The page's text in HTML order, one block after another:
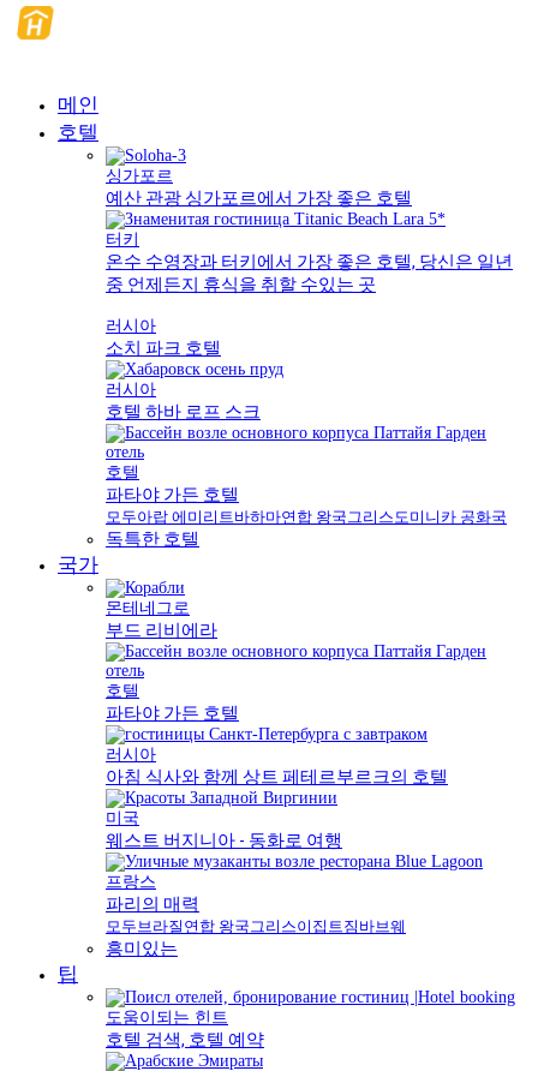
메인
호텔
싱가포르
예산 관광 싱가포르에서 가장 좋은 호텔
터키
온수 수영장과 터키에서 가장 좋은 호텔, 당신은 일년
중 언제든지 휴식을 취할 수있는 곳
러시아
소치 파크 호텔
러시아
호텔 하바 로프 스크
호텔
파타야 가든 호텔
모두아랍 에미리트바하마연합 왕국그리스도미니카 공화국
독특한 호텔
국가
몬테네그로
부드 리비에라
호텔
파타야 가든 호텔
러시아
아침 식사와 함께 상트 페테르부르크의 호텔
미국
웨스트 버지니아 - 동화로 여행
프랑스
파리의 매력
모두브라질 연합 왕국그리스이집트짐바브웨
흥미있는
팁
도움이되는 힌트
호텔 검색, 호텔 예약